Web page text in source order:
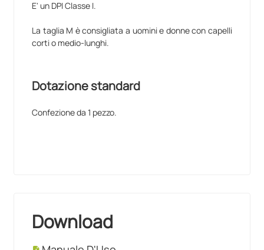
E' un DPI Classe I.
La taglia M è consigliata a uomini e donne con capelli
corti o medio-lunghi.
Dotazione standard
Confezione da 1 pezzo.
Download